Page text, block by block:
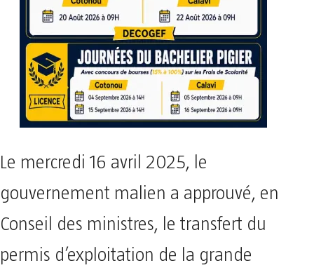
Le mercredi 16 avril 2025, le
gouvernement malien a approuvé, en
Conseil des ministres, le transfert du
permis d’exploitation de la grande